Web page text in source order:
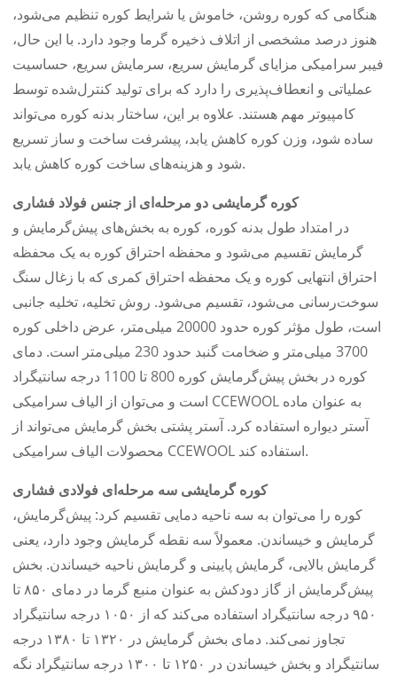
هنگامی که کوره روشن، خاموش یا شرایط کوره تنظیم می‌شود،
هنوز درصد مشخصی از اتلاف ذخیره گرما وجود دارد. با این حال،
فیبر سرامیکی مزایای گرمایش سریع، سرمایش سریع، حساسیت
عملیاتی و انعطاف‌پذیری را دارد که برای تولید کنترل‌شده توسط
کامپیوتر مهم هستند. علاوه بر این، ساختار بدنه کوره می‌تواند
ساده شود، وزن کوره کاهش یابد، پیشرفت ساخت و ساز تسریع
شود و هزینه‌های ساخت کوره کاهش یابد.
کوره گرمایشی دو مرحله‌ای از جنس فولاد فشاری
در امتداد طول بدنه کوره، کوره به بخش‌های پیش‌گرمایش و
گرمایش تقسیم می‌شود و محفظه احتراق کوره به یک محفظه
احتراق انتهایی کوره و یک محفظه احتراق کمری که با زغال سنگ
سوخت‌رسانی می‌شود، تقسیم می‌شود. روش تخلیه، تخلیه جانبی
است، طول مؤثر کوره حدود 20000 میلی‌متر، عرض داخلی کوره
3700 میلی‌متر و ضخامت گنبد حدود 230 میلی‌متر است. دمای
کوره در بخش پیش‌گرمایش کوره 800 تا 1100 درجه سانتیگراد
است و می‌توان از الیاف سرامیکی CCEWOOL به عنوان ماده
آستر دیواره استفاده کرد. آستر پشتی بخش گرمایش می‌تواند از
محصولات الیاف سرامیکی CCEWOOL استفاده کند.
کوره گرمایشی سه مرحله‌ای فولادی فشاری
کوره را می‌توان به سه ناحیه دمایی تقسیم کرد: پیش‌گرمایش،
گرمایش و خیساندن. معمولاً سه نقطه گرمایش وجود دارد، یعنی
گرمایش بالایی، گرمایش پایینی و گرمایش ناحیه خیساندن. بخش
پیش‌گرمایش از گاز دودکش به عنوان منبع گرما در دمای ۸۵۰ تا
۹۵۰ درجه سانتیگراد استفاده می‌کند که از ۱۰۵۰ درجه سانتیگراد
تجاوز نمی‌کند. دمای بخش گرمایش در ۱۳۲۰ تا ۱۳۸۰ درجه
سانتیگراد و بخش خیساندن در ۱۲۵۰ تا ۱۳۰۰ درجه سانتیگراد نگه